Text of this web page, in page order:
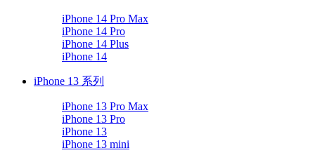
iPhone 14 Pro Max
iPhone 14 Pro
iPhone 14 Plus
iPhone 14
iPhone 13 系列
iPhone 13 Pro Max
iPhone 13 Pro
iPhone 13
iPhone 13 mini